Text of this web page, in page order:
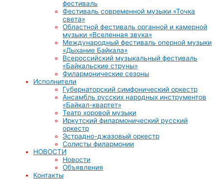
фестиваль
Фестиваль современной музыки «Точка
света»
Областной фестиваль органной и камерной
музыки «Вселенная звука»
Международный фестиваль оперной музыки
«Дыхание Байкала»
Всероссийский музыкальный фестиваль
«Байкальские струны»
Филармонические сезоны
Исполнители
Губернаторский симфонический оркестр
Ансамбль русских народных инструментов
«Байкал-квартет»
Театр хоровой музыки
Иркутский филармонический русский
оркестр
Эстрадно-джазовый оркестр
Солисты филармонии
НОВОСТИ
Новости
Объявления
Контакты